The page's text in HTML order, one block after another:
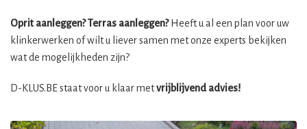
Oprit aanleggen? Terras aanleggen?Heeft u al een plan voor uw
klinkerwerken of wilt u liever samen met onze experts bekijken
wat de mogelijkheden zijn?
D-KLUS.BE staat voor u klaar metvrijblijvend advies!